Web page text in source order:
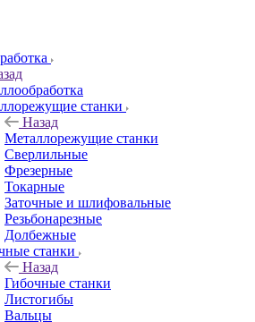
станки
Назад
Металлорежущие станки
Сверлильные
Фрезерные
Токарные
Заточные и шлифовальные
Резьбонарезные
Долбежные
станки
Назад
Гибочные станки
Листогибы
Вальцы